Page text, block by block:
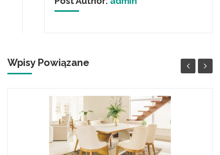
Wpisy Powiązane